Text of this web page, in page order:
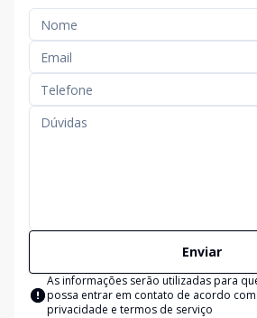
Enviar
As informações serão utilizadas para
possa entrar em contato de acordo com
privacidade e termos de serviço